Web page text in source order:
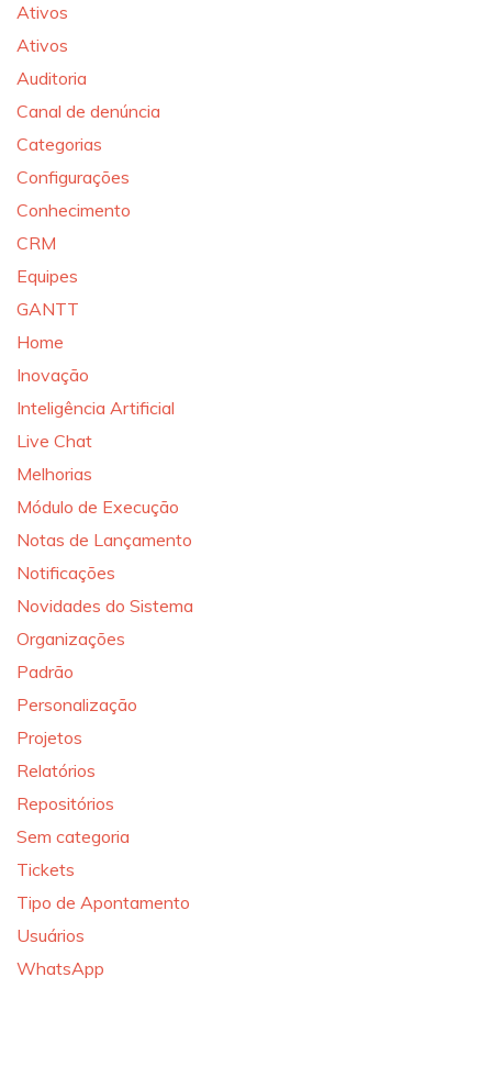
Ativos
Ativos
Auditoria
Canal de denúncia
Categorias
Configurações
Conhecimento
CRM
Equipes
GANTT
Home
Inovação
Inteligência Artificial
Live Chat
Melhorias
Módulo de Execução
Notas de Lançamento
Notificações
Novidades do Sistema
Organizações
Padrão
Personalização
Projetos
Relatórios
Repositórios
Sem categoria
Tickets
Tipo de Apontamento
Usuários
WhatsApp